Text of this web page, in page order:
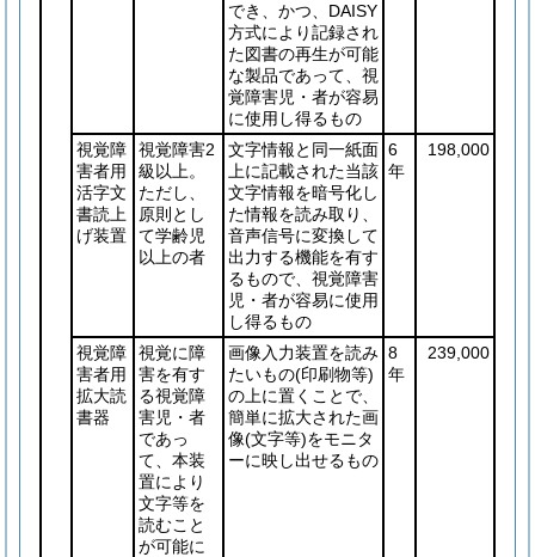
でき、かつ、DAISY
方式により記録され
た図書の再生が可能
な製品であって、視
覚障害児・者が容易
に使用し得るもの
視覚障
害者用
活字文
書読上
げ装置
視覚障害2
級以上。
ただし、
原則とし
て学齢児
以上の者
文字情報と同一紙面
上に記載された当該
文字情報を暗号化し
た情報を読み取り、
音声信号に変換して
出力する機能を有す
るもので、視覚障害
児・者が容易に使用
し得るもの
6
年
198,000
視覚障
害者用
拡大読
書器
視覚に障
害を有す
る視覚障
害児・者
であっ
て、本装
置により
文字等を
読むこと
が可能に
画像入力装置を読み
たいもの(印刷物等)
の上に置くことで、
簡単に拡大された画
像(文字等)をモニタ
ーに映し出せるもの
8
年
239,000